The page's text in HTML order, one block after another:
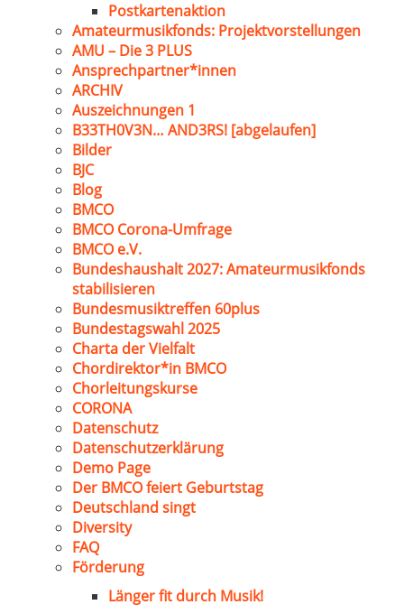
Postkartenaktion
Amateurmusikfonds: Projektvorstellungen
AMU – Die 3 PLUS
Ansprechpartner*innen
ARCHIV
Auszeichnungen 1
B33TH0V3N… AND3RS! [abgelaufen]
Bilder
BJC
Blog
BMCO
BMCO Corona-Umfrage
BMCO e.V.
Bundeshaushalt 2027: Amateurmusikfonds
stabilisieren
Bundesmusiktreffen 60plus
Bundestagswahl 2025
Charta der Vielfalt
Chordirektor*in BMCO
Chorleitungskurse
CORONA
Datenschutz
Datenschutzerklärung
Demo Page
Der BMCO feiert Geburtstag
Deutschland singt
Diversity
FAQ
Förderung
Länger fit durch Musik!